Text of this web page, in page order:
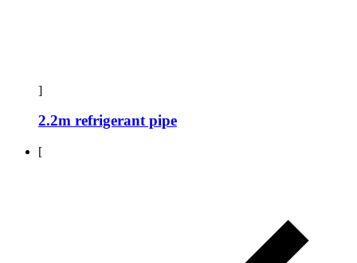
]
2.2m refrigerant pipe
[